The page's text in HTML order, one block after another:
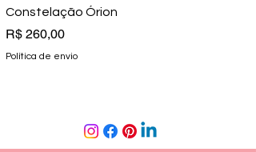
Constelação Órion
Preço
R$ 260,00
Política de envio